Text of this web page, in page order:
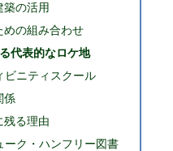
築の活用
めの組み合わせ
代表的なロケ地
ビニティスクール
係
残る理由
ーク・ハンフリー図書